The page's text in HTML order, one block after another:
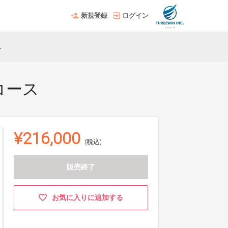
新規登録 ログイン
ス
¥216,000 (税込)
販売終了
お気に入りに追加する